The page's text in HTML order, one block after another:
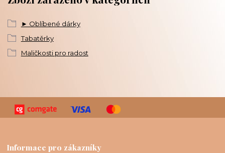
► Oblíbené dárky
Tabatěrky
Maličkosti pro radost
Informace pro zákazníky